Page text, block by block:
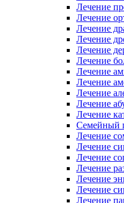
Лечение
Лечение
Лечение
Лечение
Лечение
Лечение
Лечение
Лечение
Лечение
Лечение
Лечение
Семейный
Лечение
Лечение
Лечение
Лечение
Лечение
Лечение
Лечение